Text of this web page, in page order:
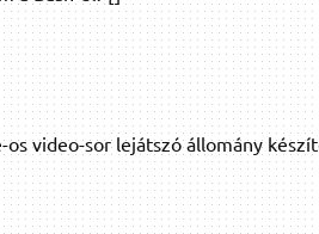
video-sor lejátszó állomány